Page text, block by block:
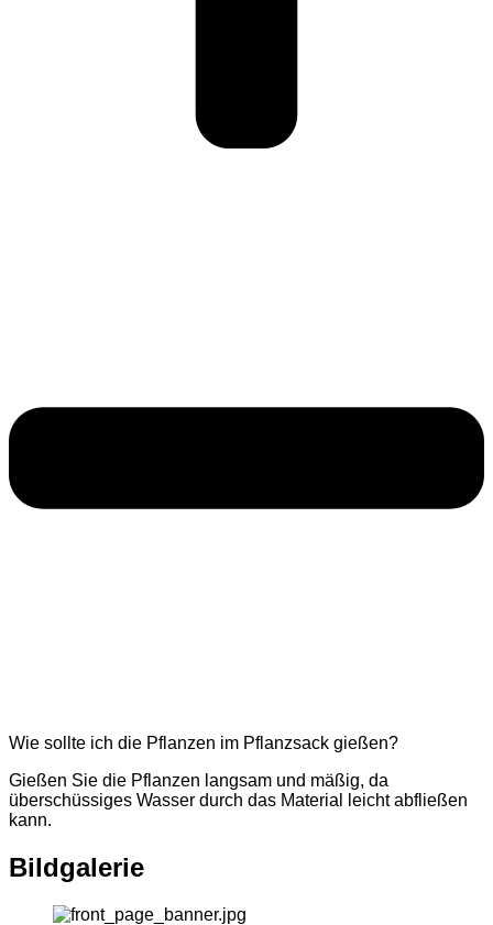
Wie sollte ich die Pflanzen im Pflanzsack gießen?
Gießen Sie die Pflanzen langsam und mäßig, da
überschüssiges Wasser durch das Material leicht abfließen
kann.
Bildgalerie